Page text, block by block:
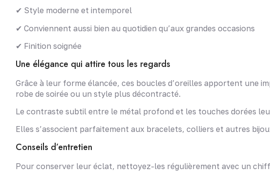
✔ Style moderne et intemporel
✔ Conviennent aussi bien au quotidien qu’aux grandes occasions
✔ Finition soignée
Une élégance qui attire tous les regards
Grâce à leur forme élancée, ces boucles d’oreilles apportent une
robe de soirée ou un style plus décontracté.
Le contraste subtil entre le métal profond et les touches dorées
Elles s’associent parfaitement aux bracelets, colliers et autres
Conseils d’entretien
Pour conserver leur éclat, nettoyez-les régulièrement avec un